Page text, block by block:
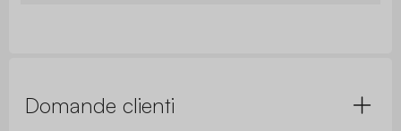
Domande clienti